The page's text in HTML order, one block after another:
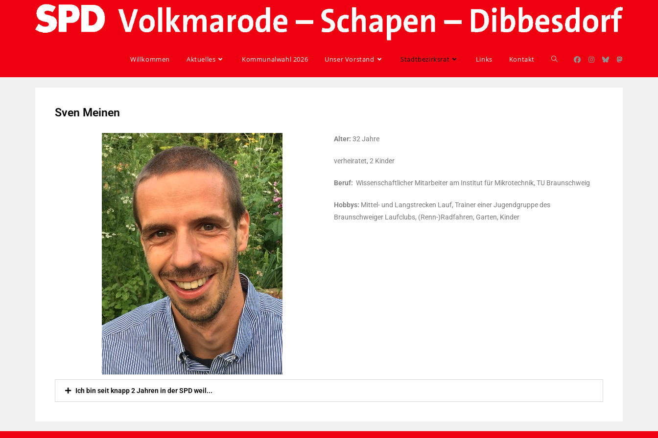
Willkommen Aktuelles Kommunalwahl 2026 Unser Vorstand Stadtbezirksrat Links Kontakt
Sven Meinen
Alter: 32 Jahre
verheiratet, 2 Kinder
Beruf: Wissenschaftlicher Mitarbeiter am Institut für Mikrotechnik, TU Braunschweig
Hobbys: Mittel- und Langstrecken Lauf, Trainer einer Jugendgruppe des
Braunschweiger Laufclubs, (Renn-)Radfahren, Garten, Kinder
Ich bin seit knapp 2 Jahren in der SPD weil...